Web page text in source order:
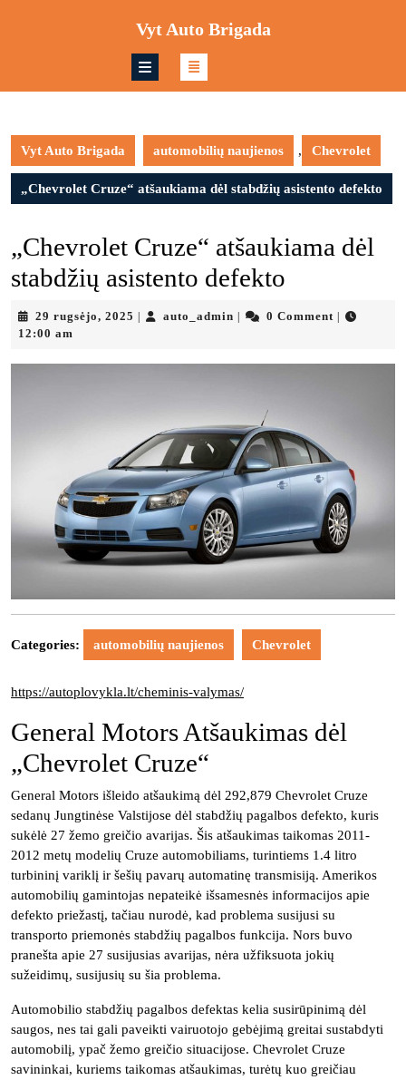
Vyt Auto Brigada
Vyt Auto Brigada automobilių naujienos , Chevrolet
„Chevrolet Cruze“ atšaukiama dėl stabdžių asistento defekto
„Chevrolet Cruze“ atšaukiama dėl
stabdžių asistento defekto
29 rugsėjo, 2025 29
auto_admin auto_admin
0 Comment
12:00 am
Categories: automobilių naujienos Chevrolet
https://autoplovykla.lt/cheminis-valymas/
General Motors Atšaukimas dėl
„Chevrolet Cruze“
General Motors išleido atšaukimą dėl 292,879 Chevrolet Cruze
sedanų Jungtinėse Valstijose dėl stabdžių pagalbos defekto, kuris
sukėlė 27 žemo greičio avarijas. Šis atšaukimas taikomas 2011-
2012 metų modelių Cruze automobiliams, turintiems 1.4 litro
turbininį variklį ir šešių pavarų automatinę transmisiją. Amerikos
automobilių gamintojas nepateikė išsamesnės informacijos apie
defekto priežastį, tačiau nurodė, kad problema susijusi su
transporto priemonės stabdžių pagalbos funkcija. Nors buvo
pranešta apie 27 susijusias avarijas, nėra užfiksuota jokių
sužeidimų, susijusių su šia problema.
Automobilio stabdžių pagalbos defektas kelia susirūpinimą dėl
saugos, nes tai gali paveikti vairuotojo gebėjimą greitai sustabdyti
automobilį, ypač žemo greičio situacijose. Chevrolet Cruze
savininkai, kuriems taikomas atšaukimas, turėtų kuo greičiau